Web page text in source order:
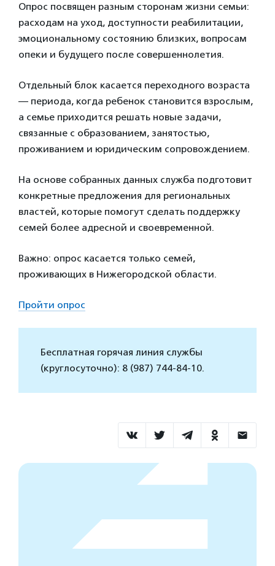
Опрос посвящен разным сторонам жизни семьи:
расходам на уход, доступности реабилитации,
эмоциональному состоянию близких, вопросам
опеки и будущего после совершеннолетия.
Отдельный блок касается переходного возраста
— периода, когда ребенок становится взрослым,
а семье приходится решать новые задачи,
связанные с образованием, занятостью,
проживанием и юридическим сопровождением.
На основе собранных данных служба подготовит
конкретные предложения для региональных
властей, которые помогут сделать поддержку
семей более адресной и своевременной.
Важно: опрос касается только семей,
проживающих в Нижегородской области.
Пройти опрос
Бесплатная горячая линия службы
(круглосуточно): 8 (987) 744-84-10.